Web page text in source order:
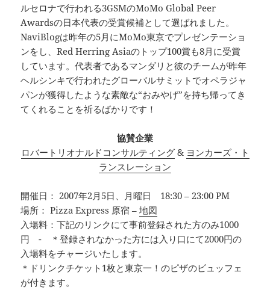
ルセロナで行われる3GSMのMoMo Global Peer
Awardsの日本代表の受賞候補として選ばれました。
NaviBlogは昨年の5月にMoMo東京でプレゼンテーショ
ンをし、Red Herring Asiaのトップ100賞も8月に受賞
しています。代表者であるマンダリと彼のチームが昨年
ヘルシンキで行われたグローバルサミットでオペラジャ
パンが獲得したような素敵な“おみやげ”を持ち帰ってき
てくれることを祈るばかりです！
協賛企業
ロバートリオナルドコンサルティング& ヨンカーズ・ト
ランスレーション
開催日： 2007年2月5日、月曜日 18:30 – 23:00 PM
場所： Pizza Express 原宿 –地図
入場料：下記のリンクにて事前登録された方のみ1000
円 - ＊登録されなかった方には入り口にて2000円の
入場料をチャージいたします。
＊ドリンクチケット1枚と東京一！のピザのビュッフェ
が付きます。